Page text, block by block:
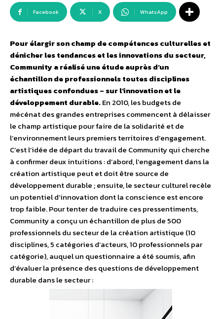
Facebook X WhatsApp
Pour élargir son champ de compétences culturelles et
dénicher les tendances et les innovations du secteur,
Community a réalisé une étude auprès d’un
échantillon de professionnels toutes disciplines
artistiques confondues – sur l’innovation et le
développement durable.En 2010, les budgets de
mécénat des grandes entreprises commencent à délaisser
le champ artistique pour faire de la solidarité et de
l’environnement leurs premiers territoires d’engagement.
C’est l’idée de départ du travail de Community qui cherche
à confirmer deux intuitions : d’abord, l’engagement dans la
création artistique peut et doit être source de
développement durable ; ensuite, le secteur culturel recèle
un potentiel d’innovation dont la conscience est encore
trop faible. Pour tenter de traduire ces pressentiments,
Community a conçu un échantillon de plus de 500
professionnels du secteur de la création artistique (10
disciplines, 5 catégories d’acteurs, 10 professionnels par
catégorie), auquel un questionnaire a été soumis, afin
d’évaluer la présence des questions de développement
durable dans le secteur :